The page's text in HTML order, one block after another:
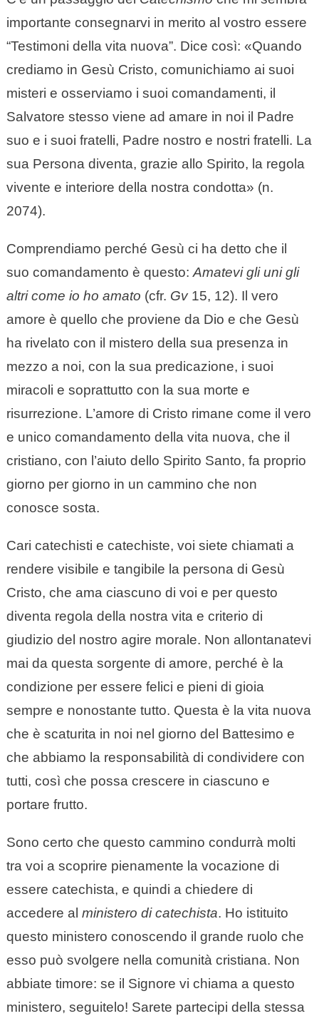
importante consegnarvi in merito al vostro essere
“Testimoni della vita nuova”. Dice così: «Quando
crediamo in Gesù Cristo, comunichiamo ai suoi
misteri e osserviamo i suoi comandamenti, il
Salvatore stesso viene ad amare in noi il Padre
suo e i suoi fratelli, Padre nostro e nostri fratelli. La
sua Persona diventa, grazie allo Spirito, la regola
vivente e interiore della nostra condotta» (n.
2074).
Comprendiamo perché Gesù ci ha detto che il
suo comandamento è questo: Amatevi gli uni gli
altri come io ho amato (cfr. Gv15, 12). Il vero
amore è quello che proviene da Dio e che Gesù
ha rivelato con il mistero della sua presenza in
mezzo a noi, con la sua predicazione, i suoi
miracoli e soprattutto con la sua morte e
risurrezione. L’amore di Cristo rimane come il vero
e unico comandamento della vita nuova, che il
cristiano, con l’aiuto dello Spirito Santo, fa proprio
giorno per giorno in un cammino che non
conosce sosta.
Cari catechisti e catechiste, voi siete chiamati a
rendere visibile e tangibile la persona di Gesù
Cristo, che ama ciascuno di voi e per questo
diventa regola della nostra vita e criterio di
giudizio del nostro agire morale. Non allontanatevi
mai da questa sorgente di amore, perché è la
condizione per essere felici e pieni di gioia
sempre e nonostante tutto. Questa è la vita nuova
che è scaturita in noi nel giorno del Battesimo e
che abbiamo la responsabilità di condividere con
tutti, così che possa crescere in ciascuno e
portare frutto.
Sono certo che questo cammino condurrà molti
tra voi a scoprire pienamente la vocazione di
essere catechista, e quindi a chiedere di
accedere al ministero di catechista. Ho istituito
questo ministero conoscendo il grande ruolo che
esso può svolgere nella comunità cristiana. Non
abbiate timore: se il Signore vi chiama a questo
ministero, seguitelo! Sarete partecipi della stessa